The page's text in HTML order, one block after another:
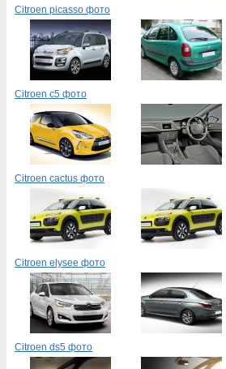
Citroen picasso фото
Citroen c5 фото
Citroen cactus фото
Citroen elysee фото
Citroen ds5 фото